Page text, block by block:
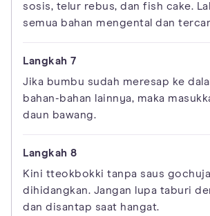
sosis, telur rebus, dan fish cake.
semua bahan mengental dan
Jika bumbu sudah meresap ke
bahan-bahan lainnya, maka
daun bawang.
Kini tteokbokki tanpa saus
dihidangkan. Jangan lupa taburi
dan disantap saat hangat.